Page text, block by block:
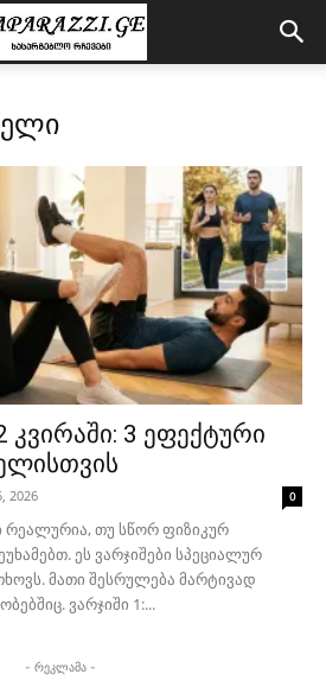
კვირაში: 3 ეფექტური
2026 0
რეალურია, თუ სწორ ფიზიკურ
ეს ვარჯიშები სპეციალურ
მათი შესრულება მარტივად
ვარჯიში 1:...
- რეკლამა -